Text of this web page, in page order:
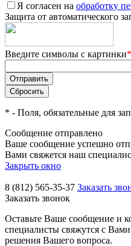
Я согласен на обработку
Защита от автоматического
Введите символы с картинки*
* - Поля, обязательные для
Сообщение отправлено
Ваше сообщение успешно
Вами свяжется наш
Закрыть окно
8 (812) 565-35-37 Заказать
Заказать звонок
Оставьте Ваше сообщение и
специалисты свяжутся с
решения Вашего вопроса.